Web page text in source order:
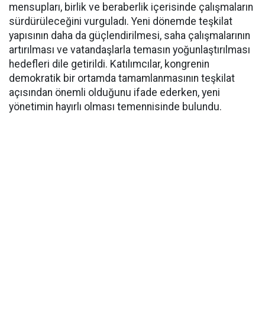
mensupları, birlik ve beraberlik içerisinde çalışmaların
sürdürüleceğini vurguladı. Yeni dönemde teşkilat
yapısının daha da güçlendirilmesi, saha çalışmalarının
artırılması ve vatandaşlarla temasın yoğunlaştırılması
hedefleri dile getirildi. Katılımcılar, kongrenin
demokratik bir ortamda tamamlanmasının teşkilat
açısından önemli olduğunu ifade ederken, yeni
yönetimin hayırlı olması temennisinde bulundu.